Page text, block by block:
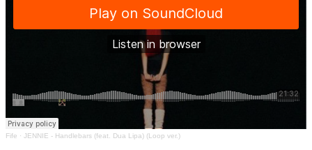
Fife · JENNIE - Handlebars (feat. Dua Lipa) (Loop ver.)